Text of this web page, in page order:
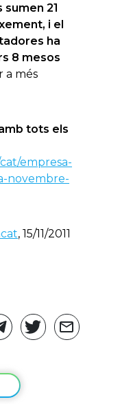
21
i el
ha
8 mesos
a més
tots els
empresa-
novembre-
, 15/11/2011